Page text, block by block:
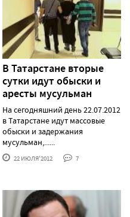
В Татарстане вторые
сутки идут обыски и
аресты мусульман
На сегодняшний день 22.07.2012
в Татарстане идут массовые
обыски и задержания
мусульман,......
22 ИЮЛЯ'2012 7